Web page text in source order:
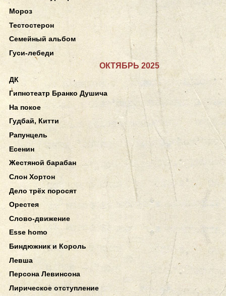
Мороз
Тестостерон
Семейный альбом
Гуси-лебеди
ОКТЯБРЬ 2025
ДК
Гипнотеатр Бранко Душича
На покое
Гудбай, Китти
Рапунцель
Есенин
Жестяной барабан
Слон Хортон
Дело трёх поросят
Орестея
Слово-движение
Esse homo
Биндюжник и Король
Левша
Персона Левинсона
Лирическое отступление